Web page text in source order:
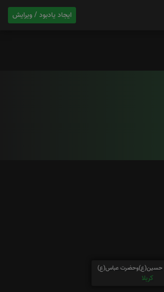
ایجاد یادبود / ویرایش
حسین(ع)وحضرت عباس(ع)
کربلا